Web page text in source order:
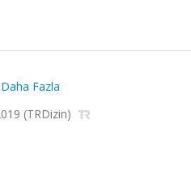
Fazla
(TRDizin)